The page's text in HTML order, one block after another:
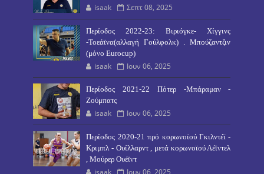
isaak Σεπτ 08, 2025
Περίοδος 2022-23: Βιριόγκε- Χίγγινς
-Τοεάϊνα(αλλαγή Γούλφολκ) . Μπούζαντζιν
(μόνο Eurocup)
isaak Ιουν 06, 2025
Περίοδος 2021-22 Πότερ -Μπάραμαν -
Ζούμπατς
isaak Ιουν 06, 2025
Περίοδος 2020-21 πρό κορωνοϊού Γκιλντέϊ -
Κριμπλ - Ουίλλαρντ , μετά κορωνοϊού Λέϊντελ
, Μούρερ Ουέϊντ
isaak Ιουν 06, 2025